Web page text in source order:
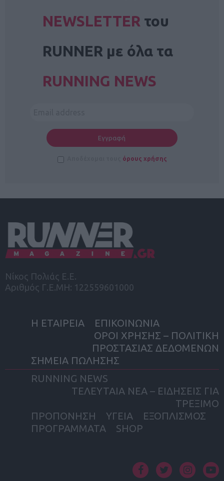
NEWSLETTER του
RUNNER με όλα τα
RUNNING NEWS
όρους χρήσης
Νίκος Πολιάς Ε.Ε.
Αριθμός Γ.Ε.ΜΗ: 122559601000
Η ΕΤΑΙΡΕΙΑ
ΕΠΙΚΟΙΝΩΝΙΑ
ΟΡΟΙ ΧΡΗΣΗΣ – ΠΟΛΙΤΙΚΗ
ΠΡΟΣΤΑΣΙΑΣ ΔΕΔΟΜΕΝΩΝ
ΣΗΜΕΙΑ ΠΩΛΗΣΗΣ
RUNNING NEWS
ΤΕΛΕΥΤΑΙΑ ΝΕΑ – ΕΙΔΗΣΕΙΣ ΓΙΑ
ΤΡΕΞΙΜΟ
ΠΡΟΠΟΝΗΣΗ
ΥΓΕΙΑ
ΕΞΟΠΛΙΣΜΟΣ
ΠΡΟΓΡΑΜΜΑΤΑ
SHOP